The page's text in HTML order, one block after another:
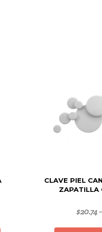
Este
CLAVE PIEL
ZAPATILLA
$20.74